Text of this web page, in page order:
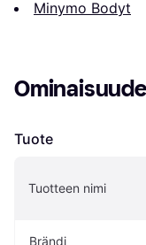
Minymo Bodyt
Tuote
Tuotteen nimi
Brändi